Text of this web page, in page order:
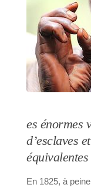
es énormes
d’esclaves
équivalentes
En 1825, à